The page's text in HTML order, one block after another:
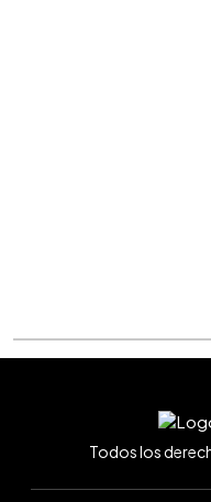
Todos los